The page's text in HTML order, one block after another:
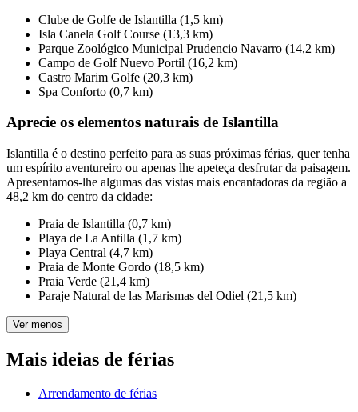
Clube de Golfe de Islantilla (1,5 km)
Isla Canela Golf Course (13,3 km)
Parque Zoológico Municipal Prudencio Navarro (14,2 km)
Campo de Golf Nuevo Portil (16,2 km)
Castro Marim Golfe (20,3 km)
Spa Conforto (0,7 km)
Aprecie os elementos naturais de Islantilla
Islantilla é o destino perfeito para as suas próximas férias, quer tenha
um espírito aventureiro ou apenas lhe apeteça desfrutar da paisagem.
Apresentamos-lhe algumas das vistas mais encantadoras da região a
48,2 km do centro da cidade:
Praia de Islantilla (0,7 km)
Playa de La Antilla (1,7 km)
Playa Central (4,7 km)
Praia de Monte Gordo (18,5 km)
Praia Verde (21,4 km)
Paraje Natural de las Marismas del Odiel (21,5 km)
Ver menos
Mais ideias de férias
Arrendamento de férias